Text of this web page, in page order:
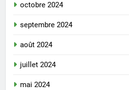
octobre 2024
septembre 2024
août 2024
juillet 2024
mai 2024